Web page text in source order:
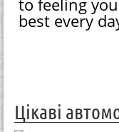
to feeling
best every
Цікаві